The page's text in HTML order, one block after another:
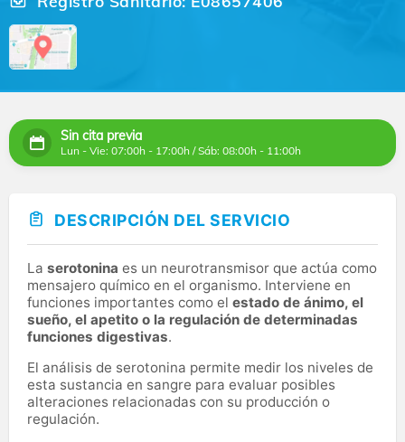
Sin cita previa
Lun - Vie: 07:00h - 17:00h / Sáb: 08:00h - 11:00h
DESCRIPCIÓN DEL SERVICIO
La serotonina es un neurotransmisor que actúa como
mensajero químico en el organismo. Interviene en
funciones importantes como el estado de ánimo, el
sueño, el apetito o la regulación de determinadas
funciones digestivas.
El análisis de serotonina permite medir los niveles de
esta sustancia en sangre para evaluar posibles
alteraciones relacionadas con su producción o
regulación.